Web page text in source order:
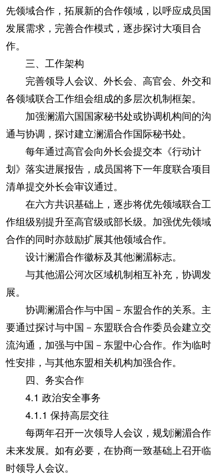
先领域合作，拓展新的合作领域，以呼应成员国
发展需求，完善合作模式，逐步探讨大项目合
作。
三、工作架构
完善领导人会议、外长会、高官会、外交和
各领域联合工作组会组成的多层次机制框架。
加强澜湄六国国家秘书处或协调机构间的沟
通与协调，探讨建立澜湄合作国际秘书处。
每年通过高官会向外长会提交本《行动计
划》落实进展报告，成员国将下一年度联合项目
清单提交外长会审议通过。
在六方共识基础上，逐步将优先领域联合工
作组级别提升至高官级或部长级。加强优先领域
合作的同时亦鼓励扩展其他领域合作。
设计澜湄合作徽标及其他澜湄标志。
与其他湄公河次区域机制相互补充，协调发
展。
协调澜湄合作与中国－东盟合作的关系。主
要通过探讨与中国－东盟联合合作委员会建立交
流沟通，加强与中国－东盟中心合作。作为临时
性安排，与其他东盟相关机构加强合作。
四、务实合作
4.1 政治安全事务
4.1.1 保持高层交往
每两年召开一次领导人会议，规划澜湄合作
未来发展。如有必要，在协商一致基础上召开临
时领导人会议。